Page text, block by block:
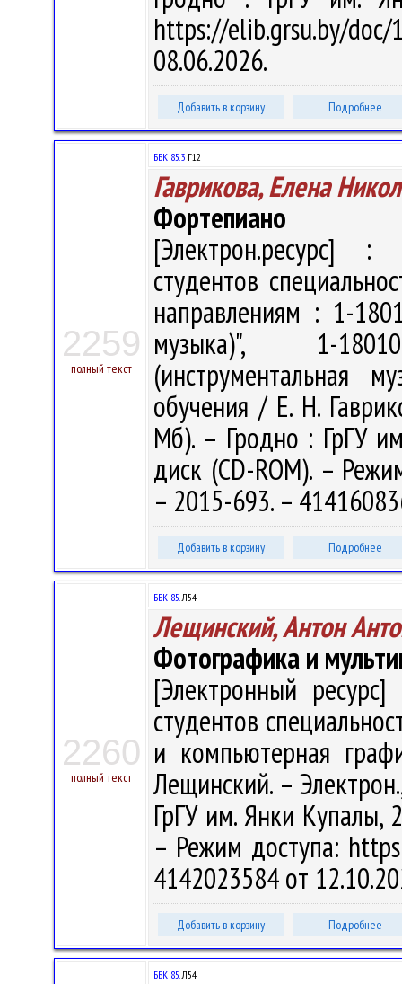
https://elib.grsu.by/
08.06.2026.
Добавить в корзину Подробнее
2259
полный текст
ББК 85.3 Г12
Гаврикова, Елена
Фортепиано
[Электрон.ресурс] :
студентов
направлениям : 1-
музыка)", 1-
(инструментальная
обучения / Е. Н.
Мб). – Гродно : ГрГУ
диск (CD-ROM). –
– 2015-693. –
Добавить в корзину Подробнее
2260
полный текст
ББК 85.Л54
Лещинский, Антон
Фотографика и
[Электронный
студентов
и компьютерная
Лещинский. –
ГрГУ им. Янки Купалы,
– Режим доступа:
4142023584 от
Добавить в корзину Подробнее
ББК 85.Л54